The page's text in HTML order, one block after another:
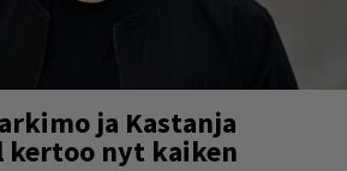
ja Kastanja
kertoo nyt kaiken